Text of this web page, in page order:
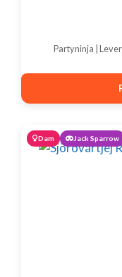
Partyninja |
Dam Jack Sparrow